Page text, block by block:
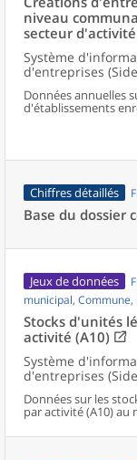
niveau
secteur
Système
d'entreprises
Données annuelles
d'établissements
selon le secteur
Chiffres détaillés
Base du dossier
Jeux de données
municipal, Commune,
Stocks d'unités
activité (A10)
Système
d'entreprises
Données sur les
par activité (A10)